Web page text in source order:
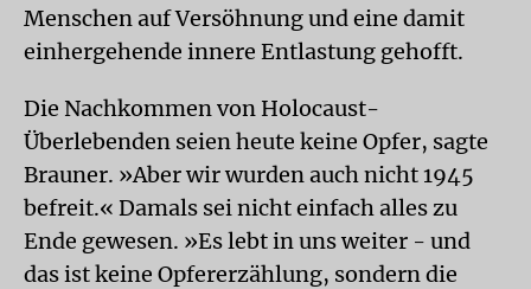
Menschen auf Versöhnung und eine damit
einhergehende innere Entlastung gehofft.
Die Nachkommen von Holocaust-
Überlebenden seien heute keine Opfer, sagte
Brauner. »Aber wir wurden auch nicht 1945
befreit.« Damals sei nicht einfach alles zu
Ende gewesen. »Es lebt in uns weiter - und
das ist keine Opfererzählung, sondern die